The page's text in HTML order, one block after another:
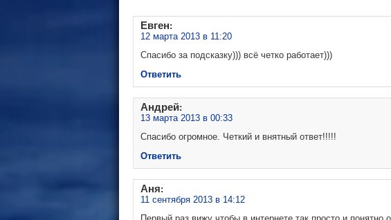
Евген:
12 марта 2013 в 11:20
Спасибо за подсказку))) всё четко работает)))
Ответить
Андрей:
13 марта 2013 в 00:33
Спасибо огромное. Четкий и внятный ответ!!!!!
Ответить
Аня:
11 сентября 2013 в 14:12